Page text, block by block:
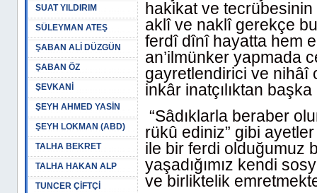
SUAT YILDIRIM
SÜLEYMAN ATEŞ
ŞABAN ALİ DÜZGÜN
ŞABAN ÖZ
ŞEVKANİ
ŞEYH AHMED YASİN
ŞEYH LOKMAN (ABD)
TALHA BEKRET
TALHA HAKAN ALP
TUNCER ÇİFTÇİ
hakikat ve
aklî ve naklî gerekçe
ferdî dînî hayatta hem
an’ilmünker yapmada
gayretlendirici ve nihâî
inkâr inatçılıktan
“Sâdıklarla beraber
rükû ediniz” gibi
ile bir ferdi olduğumuz
yaşadığımız kendi
ve birliktelik